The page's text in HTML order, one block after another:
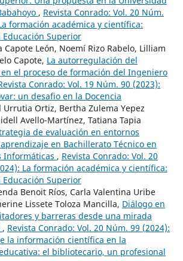
, Revista Conrado: Vol. 20 Núm.
formación académica y científica:
Superior
Capote León, Noemí Rizo Rabelo, Lilliam
Capote, La autorregulación del
el proceso de formación del Ingeniero
Conrado: Vol. 19 Núm. 90 (2023):
un desafio en la Docencia
Urrutia Ortiz, Bertha Zulema Yepez
Avello-Martínez, Tatiana Tapia
de evaluación en entornos
en Bachillerato Técnico en
Informáticas , Revista Conrado: Vol. 20
La formación académica y científica:
Superior
Benoit Ríos, Carla Valentina Uribe
Lissete Toloza Mancilla, Diálogo en
y barreras desde una mirada
, Revista Conrado: Vol. 20 Núm. 99 (2024):
la información científica en la
el bibliotecario, un profesional